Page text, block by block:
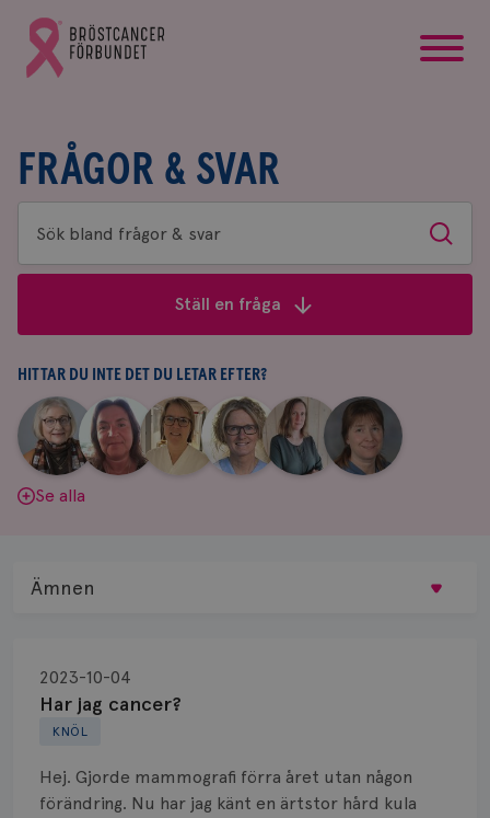
Gå
till
Bröstcancerförbundets
FRÅGOR & SVAR
Sök
bland
&
svar
Sök
Ställ en fråga
HITTAR DU INTE DET DU LETAR EFTER?
Aina
Johnsson
|
Anne
Andersson
Fredrika
Killander
|
Jeanette
Bäcklund
|
Maria
Edegran
|
Yvette
Andersson
Se alla
KNÖL
Har jag cancer?
2023-10-04
Hej. Gjorde mammografi förra året utan någon
förändring. Nu har jag känt en ärtstor hård kula
Ämnen
Biopsi
Biverkningar
Bröstvårta